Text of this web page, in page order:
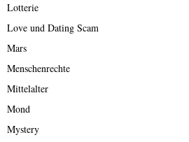
Lotterie
Love und Dating Scam
Mars
Menschenrechte
Mittelalter
Mond
Mystery